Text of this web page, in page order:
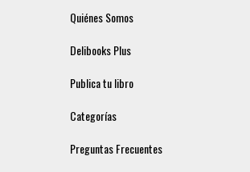
Quiénes Somos
Delibooks Plus
Publica tu libro
Categorías
Preguntas Frecuentes